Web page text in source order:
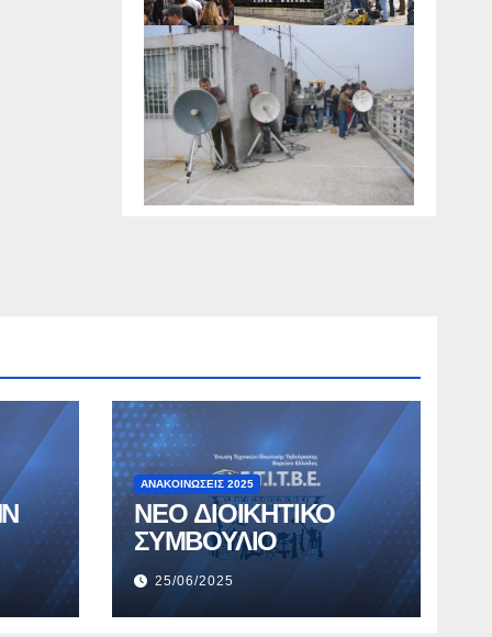
ΑΝΑΚΟΙΝΏΣΕΙΣ 2025
ΝΕΟ ΔΙΟΙΚΗΤΙΚΟ
ΣΥΜΒΟΥΛΙΟ
25/06/2025